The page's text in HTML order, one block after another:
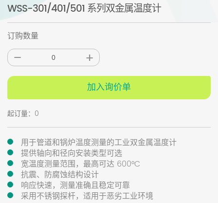
WSS-301/401/501 系列双金属温度计
订购数量
加入询价单
起订量：0
用于管道和锅炉温度测量的工业双金属温度计
提供轴向和径向安装类型可选
宽温度测量范围，最高可达 600°C
抗震、防腐蚀结构设计
响应快速，测量准确且稳定可靠
采用不锈钢探杆，适用于恶劣工业环境